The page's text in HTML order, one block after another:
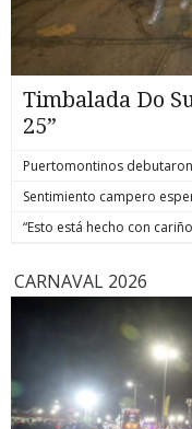
Timbalada Do
25”
Puertomontinos
Sentimiento campero
“Esto está hecho con
CARNAVAL 2026